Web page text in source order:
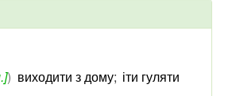
) виходити з дому; іти гуляти